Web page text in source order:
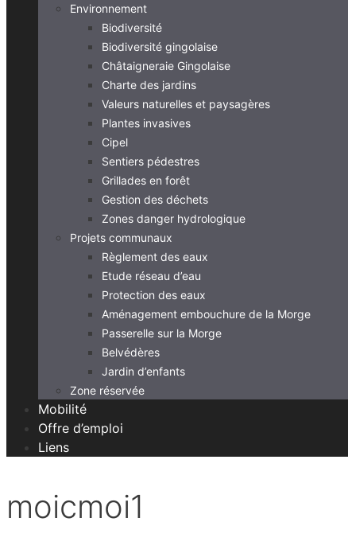
Environnement
Biodiversité
Biodiversité gingolaise
Châtaigneraie Gingolaise
Charte des jardins
Valeurs naturelles et paysagères
Plantes invasives
Cipel
Sentiers pédestres
Grillades en forêt
Gestion des déchets
Zones danger hydrologique
Projets communaux
Règlement des eaux
Etude réseau d’eau
Protection des eaux
Aménagement embouchure de la Morge
Passerelle sur la Morge
Belvédères
Jardin d’enfants
Zone réservée
Mobilité
Offre d’emploi
Liens
moicmoi1